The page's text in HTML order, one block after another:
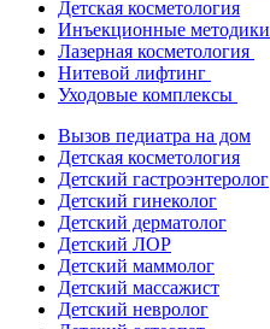
Детская косметология
Инъекционные методики
Лазерная косметология
Нитевой лифтинг
Уходовые комплексы
Вызов педиатра на дом
Детская косметология
Детский гастроэнтеролог
Детский гинеколог
Детский дерматолог
Детский ЛОР
Детский маммолог
Детский массажист
Детский невролог